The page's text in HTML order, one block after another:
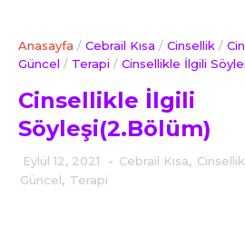
Anasayfa / Cebrail Kısa / Cinsellik /
Güncel / Terapi / Cinsellikle İlgili
Cinsellikle İlgili
Söyleşi(2.Bölüm)
Eylül 12, 2021 - Cebrail Kısa, Cinsellik
Güncel, Terapi